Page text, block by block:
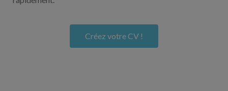
Créez votre CV !